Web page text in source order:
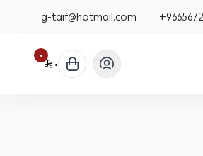
g-taif@hotmail.com
٠ ٠